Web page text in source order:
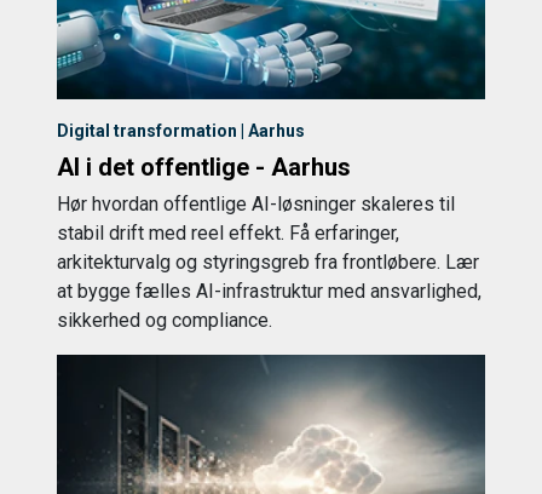
Digital transformation | Aarhus
AI i det offentlige - Aarhus
Hør hvordan offentlige AI-løsninger skaleres til
stabil drift med reel effekt. Få erfaringer,
arkitekturvalg og styringsgreb fra frontløbere. Lær
at bygge fælles AI-infrastruktur med ansvarlighed,
sikkerhed og compliance.